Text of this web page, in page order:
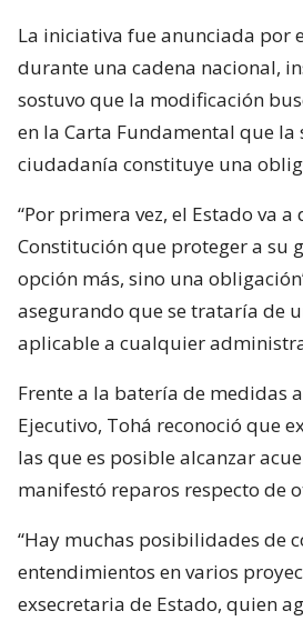
La iniciativa fue anunciada por
durante una cadena nacional,
sostuvo que la modificación
en la Carta Fundamental que
ciudadanía constituye una
“Por primera vez, el Estado va
Constitución que proteger a su
opción más, sino una
asegurando que se trataría de
aplicable a cualquier
Frente a la batería de medidas
Ejecutivo, Tohá reconoció que
las que es posible alcanzar
manifestó reparos respecto de
“Hay muchas posibilidades de
entendimientos en varios
exsecretaria de Estado, quien